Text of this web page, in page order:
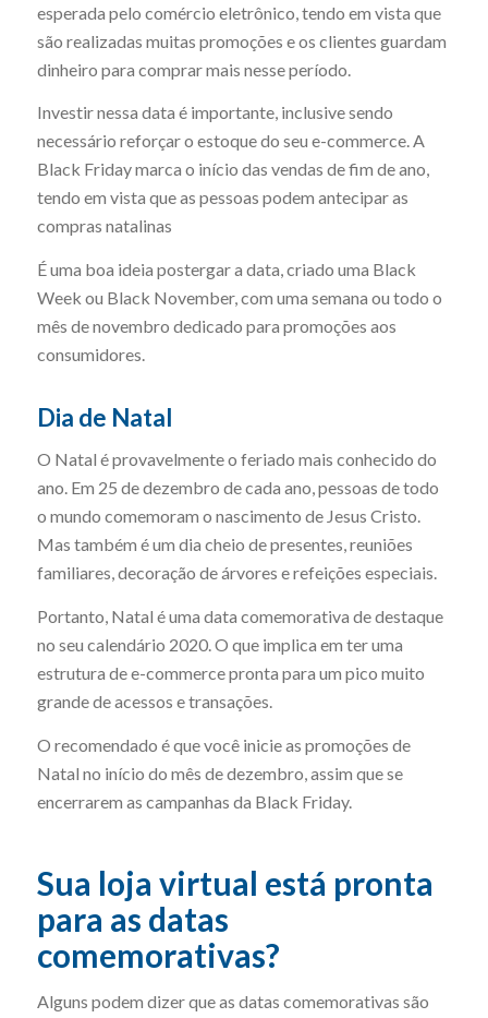
esperada pelo comércio eletrônico, tendo em vista que
são realizadas muitas promoções e os clientes guardam
dinheiro para comprar mais nesse período.
Investir nessa data é importante, inclusive sendo
necessário reforçar o estoque do seu e-commerce. A
Black Friday marca o início das vendas de fim de ano,
tendo em vista que as pessoas podem antecipar as
compras natalinas
É uma boa ideia postergar a data, criado uma Black
Week ou Black November, com uma semana ou todo o
mês de novembro dedicado para promoções aos
consumidores.
Dia de Natal
O Natal é provavelmente o feriado mais conhecido do
ano. Em 25 de dezembro de cada ano, pessoas de todo
o mundo comemoram o nascimento de Jesus Cristo.
Mas também é um dia cheio de presentes, reuniões
familiares, decoração de árvores e refeições especiais.
Portanto, Natal é uma data comemorativa de destaque
no seu calendário 2020. O que implica em ter uma
estrutura de e-commerce pronta para um pico muito
grande de acessos e transações.
O recomendado é que você inicie as promoções de
Natal no início do mês de dezembro, assim que se
encerrarem as campanhas da Black Friday.
Sua loja virtual está pronta
para as datas
comemorativas?
Alguns podem dizer que as datas comemorativas são